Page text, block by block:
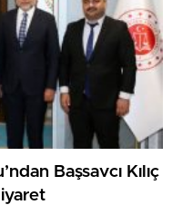
Başsavcı Kılıç